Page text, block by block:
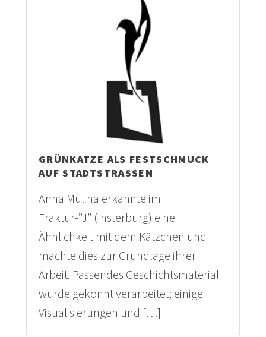
GRÜNKATZE ALS FESTSCHMUCK
AUF STADTSTRASSEN
Anna Mulina erkannte im
Fraktur-”J” (Insterburg) eine
Ähnlichkeit mit dem Kätzchen und
machte dies zur Grundlage ihrer
Arbeit. Passendes Geschichtsmaterial
wurde gekonnt verarbeitet; einige
Visualisierungen und […]